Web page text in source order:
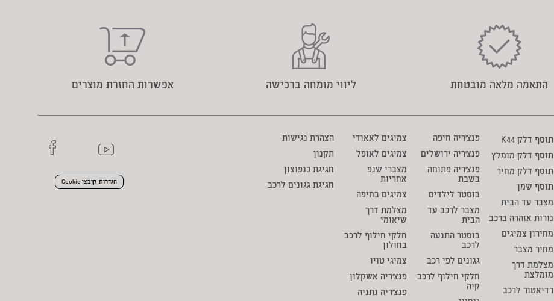
התאמה מלאה מובטחת ליווי מומחה ברכישה אפשרות החזרת מוצרים
תוסף דלק K44
תוסף דלק מומלץ
תוסף דלק מחיר
תוסף שמן
מצבר עד הבית
נורות אזהרה ברכב
מחירון צמיגים
מחיר מצבר
מצלמת דרך
מומלצת
רדיאטור לרכב
פנצ'ריה חיפה
פנצ'ריה ירושלים
פנצ'ריה פתוחה
בשבת
בוסטר לילדים
מצבר לרכב עד
הבית
בוסטר התנעה
לרכב
גגונים לפי רכב
חלקי חילוף לרכב
קיה
צמיגים לאאודי
צמיגים לאופל
מצברי שנפ
אחריות
צמיגים בחיפה
מצלמת דרך
שיאומי
חלקי חילוף לרכב
בחולון
צמיגי טויו
פנצ'ריה אשקלון
פנצ'ריה נתניה
הצהרת נגישות
תקנון
חגיגת כנפוצון
חגיגת גגונים לרכב
הגדרות קובצי Cookie